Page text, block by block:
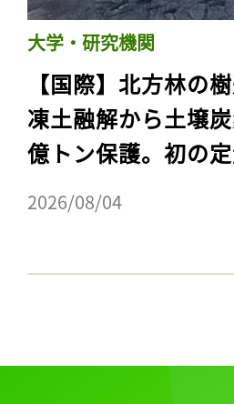
大学・研究機関
【国際】北方林の
凍土融解から土壌
億トン保護。初の
2026/08/04